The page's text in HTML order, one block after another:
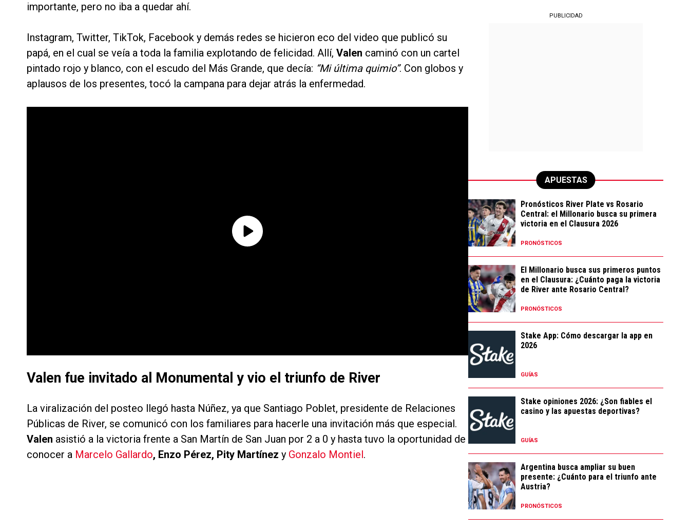
importante, pero no iba a quedar ahí.
Instagram, Twitter, TikTok, Facebook y demás redes se hicieron eco del video que publicó su
papá, en el cual se veía a toda la familia explotando de felicidad. Allí, Valen caminó con un cartel
pintado rojo y blanco, con el escudo del Más Grande, que decía: “Mi última quimio”. Con globos y
aplausos de los presentes, tocó la campana para dejar atrás la enfermedad.
Valen fue invitado al Monumental y vio el triunfo de River
La viralización del posteo llegó hasta Núñez, ya que Santiago Poblet, presidente de Relaciones
Públicas de River, se comunicó con los familiares para hacerle una invitación más que especial.
Valen asistió a la victoria frente a San Martín de San Juan por 2 a 0 y hasta tuvo la oportunidad de
conocer a Marcelo Gallardo, Enzo Pérez, Pity Martínez y Gonzalo Montiel.
PUBLICIDAD
APUESTAS
Pronósticos River Plate vs Rosario
Central: el Millonario busca su primera
victoria en el Clausura 2026
PRONÓSTICOS
El Millonario busca sus primeros puntos
en el Clausura: ¿Cuánto paga la victoria
de River ante Rosario Central?
PRONÓSTICOS
Stake App: Cómo descargar la app en
2026
GUÍAS
Stake opiniones 2026: ¿Son fiables el
casino y las apuestas deportivas?
GUÍAS
Argentina busca ampliar su buen
presente: ¿Cuánto para el triunfo ante
Austria?
PRONÓSTICOS